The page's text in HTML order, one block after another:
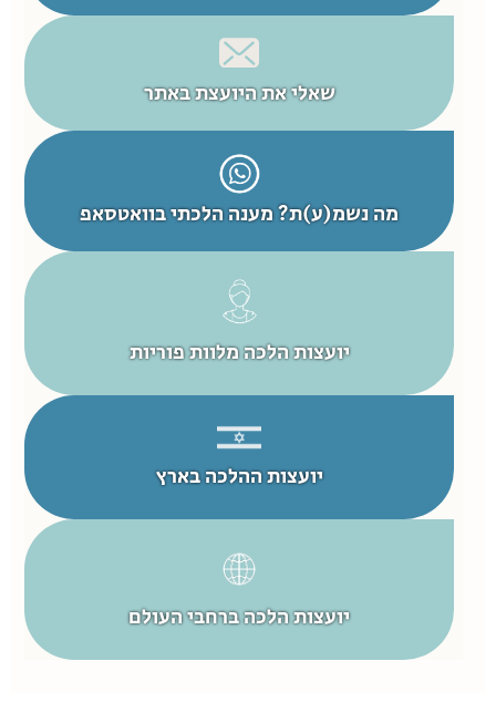
שאלי את היועצת באתר
מה נשמ(ע)ת? מענה הלכתי בוואטסאפ
יועצות הלכה מלוות פוריות
יועצות ההלכה בארץ
יועצות הלכה ברחבי העולם